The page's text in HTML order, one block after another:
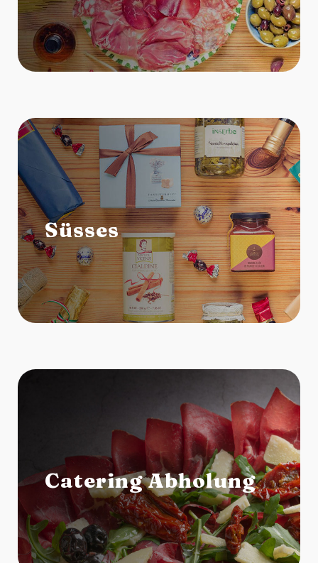
Süsses
Catering Abholung